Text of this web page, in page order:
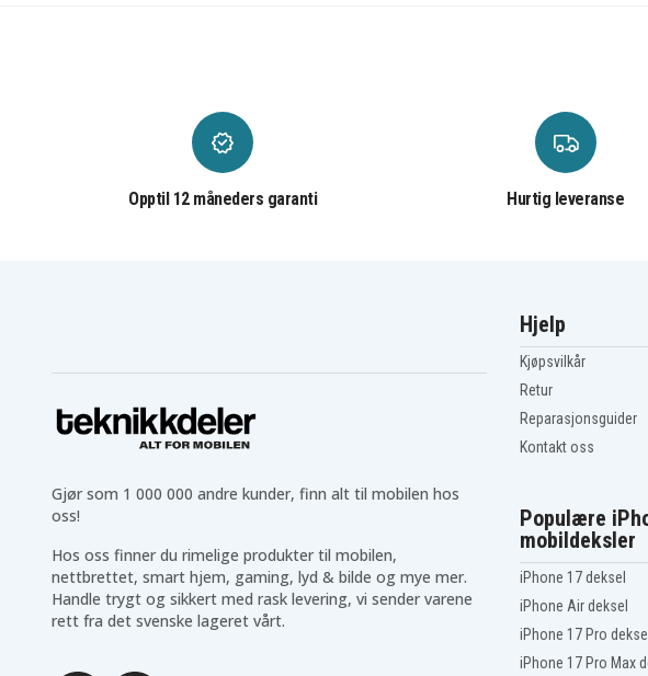
Opptil 12 måneders garanti Hurtig leveranse
Gjør som 1 000 000 andre kunder, finn alt til mobilen hos
oss!
Hos oss finner du rimelige produkter til mobilen,
nettbrettet, smart hjem, gaming, lyd & bilde og mye mer.
Handle trygt og sikkert med rask levering, vi sender varene
rett fra det svenske lageret vårt.
Hjelp
Kjøpsvilkår
Retur
Reparasjonsguider
Kontakt oss
Populære
mobildeksler
iPhone 17 deksel
iPhone Air deksel
iPhone 17 Pro deksel
iPhone 17 Pro Max